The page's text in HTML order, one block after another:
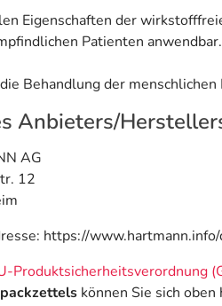
Eigenschaften der
Patienten anwendbar.
Behandlung der
Anbieters/
AG
12
https://
Produktsicherheitsverordnung
können Sie sich